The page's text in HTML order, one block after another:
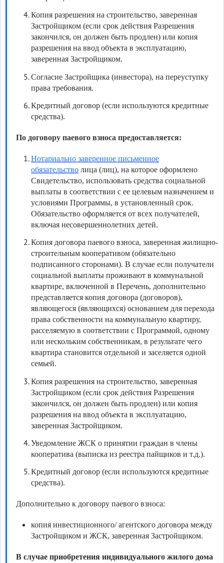
Копия разрешения на строительство, заверенная
Застройщиком (если срок действия Разрешения
закончился, он должен быть продлен) или копия
разрешения на ввод объекта в эксплуатацию,
заверенная Застройщиком.
Согласие Застройщика (инвестора), на переуступку
права требования.
Кредитный договор (если используются кредитные
средства).
По договору паевого взноса предоставляется:
Нотариально заверенное письменное
обязательство лица (лиц), на которое оформлено
Свидетельство, использовать средства социальной
выплаты в соответствии с ее целевым назначением и
условиями Программы, в установленный срок.
Обязательство оформляется от всех получателей,
включая несовершеннолетних детей.
Копия договора паевого взноса, заверенная жилищно-
строительным кооперативом (обязательно
подписанного сторонами). В случае если получатели
социальной выплаты проживают в коммунальной
квартире, включенной в Перечень, дополнительно
представляется копия договора (договоров),
являющегося (являющихся) основанием для перехода
права собственности на коммунальную квартиру,
расселяемую в соответствии с Программой, одному
или нескольким собственникам, в результате чего
квартира становится отдельной и заселяется одной
семьей.
Копия разрешения на строительство, заверенная
Застройщиком (если срок действия Разрешения
закончился, он должен быть продлен) или копия
разрешения на ввод объекта в эксплуатацию,
заверенная Застройщиком.
Уведомление ЖСК о принятии граждан в члены
кооператива (выписка из реестра пайщиков и т.д.).
Кредитный договор (если используются кредитные
средства).
Дополнительно к договору паевого взноса:
копия инвестиционного/ агентского договора между
Застройщиком и ЖСК, заверенная Застройщиком.
В случае приобретения индивидуального жилого дома